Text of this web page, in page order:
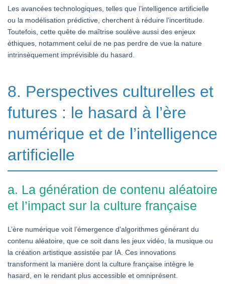
Les avancées technologiques, telles que l’intelligence artificielle
ou la modélisation prédictive, cherchent à réduire l’incertitude.
Toutefois, cette quête de maîtrise soulève aussi des enjeux
éthiques, notamment celui de ne pas perdre de vue la nature
intrinsèquement imprévisible du hasard.
8. Perspectives culturelles et
futures : le hasard à l’ère
numérique et de l’intelligence
artificielle
a. La génération de contenu aléatoire
et l’impact sur la culture française
L’ère numérique voit l’émergence d’algorithmes générant du
contenu aléatoire, que ce soit dans les jeux vidéo, la musique ou
la création artistique assistée par IA. Ces innovations
transforment la manière dont la culture française intègre le
hasard, en le rendant plus accessible et omniprésent.